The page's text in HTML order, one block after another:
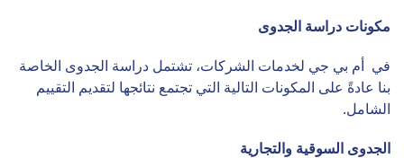
مكونات دراسة الجدوى
في أم بي جي لخدمات الشركات، تشتمل دراسة الجدوى الخاصة
بنا عادةً على المكونات التالية التي تجتمع نتائجها لتقديم التقييم
الشامل.
الجدوى السوقية والتجارية